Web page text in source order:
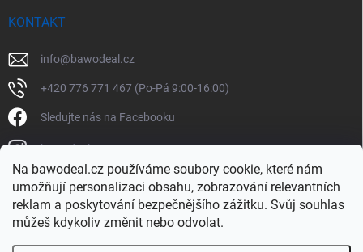
Na bawodeal.cz používáme soubory cookie, které nám
umožňují personalizaci obsahu, zobrazování relevantních
reklam a poskytování bezpečnějšího zážitku. Svůj souhlas
můžeš kdykoliv změnit nebo odvolat.
KONTAKT
info@bawodeal.cz
+420 776 771 467 (Po-Pá 9:00-16:00)
Sledujte nás na Facebooku
bawodealcz
@bawodealcz